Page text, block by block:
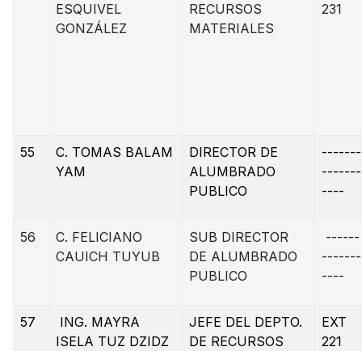
ESQUIVEL
GONZÁLEZ
RECURSOS
MATERIALES
231
55
C. TOMAS BALAM
YAM
DIRECTOR DE
ALUMBRADO
PUBLICO
-------
-------
----
56
C. FELICIANO
CAUICH TUYUB
SUB DIRECTOR
DE ALUMBRADO
PUBLICO
------
-------
----
57
ING. MAYRA
ISELA TUZ DZIDZ
JEFE DEL DEPTO.
DE RECURSOS
EXT
221